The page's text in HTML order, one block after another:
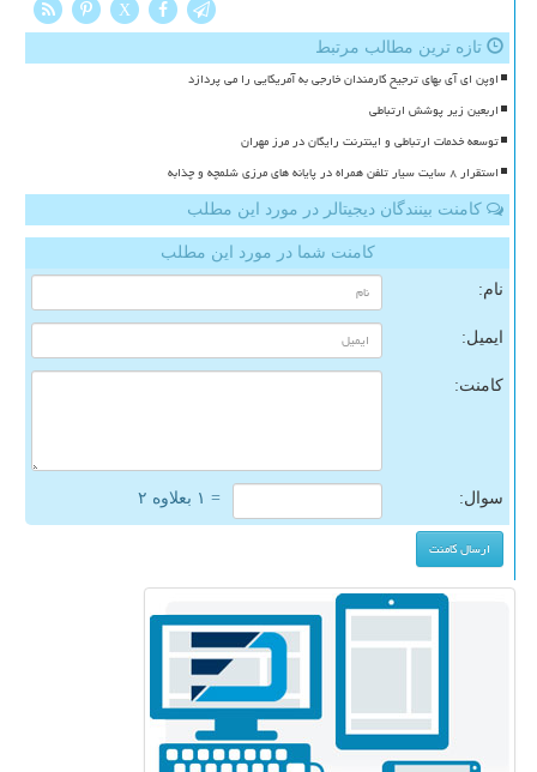
X
تازه ترین مطالب مرتبط
اوپن ای آی بهای ترجیح کارمندان خارجی به آمریکایی را می پردازد
اربعین زیر پوشش ارتباطی
توسعه خدمات ارتباطی و اینترنت رایگان در مرز مهران
استقرار ۸ سایت سیار تلفن همراه در پایانه های مرزی شلمچه و چذابه
کامنت بینندگان دیجیتالر در مورد این مطلب
کامنت شما در مورد این مطلب
نام:
ایمیل:
کامنت:
سوال: = ۱ بعلاوه ۲